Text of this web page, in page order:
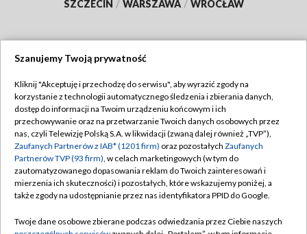
SZCZECIN / WARSZAWA / WROCŁAW
TVP
Abonament TVP
Emisja w TVP
Centrum informacji TVP
Naziemna Telewizja Cyfrowa
Regulamin TVP
Polityka prywatności
Moje zgody
Pomoc
Szanujemy Twoją prywatność
Kliknij "Akceptuję i przechodzę do serwisu", aby wyrazić zgody na
korzystanie z technologii automatycznego śledzenia i zbierania danych,
dostęp do informacji na Twoim urządzeniu końcowym i ich
przechowywanie oraz na przetwarzanie Twoich danych osobowych przez
nas, czyli Telewizję Polską S.A. w likwidacji (zwaną dalej również „TVP”),
Zaufanych Partnerów z IAB* (1201 firm) oraz pozostałych Zaufanych
Partnerów TVP (93 firm), w celach marketingowych (w tym do
zautomatyzowanego dopasowania reklam do Twoich zainteresowań i
mierzenia ich skuteczności) i pozostałych, które wskazujemy poniżej, a
także zgody na udostępnianie przez nas identyfikatora PPID do Google.
Twoje dane osobowe zbierane podczas odwiedzania przez Ciebie naszych